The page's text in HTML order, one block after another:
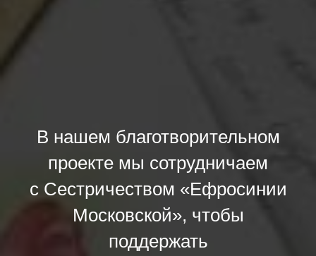
В нашем благотворительном
проекте мы сотрудничаем
с Сестричеством «Ефросинии
Московской», чтобы
поддержать